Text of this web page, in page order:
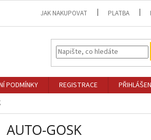
JAK NAKUPOVAT PLATBA
PODMÍNKY REGISTRACE
AUTO-GOSK